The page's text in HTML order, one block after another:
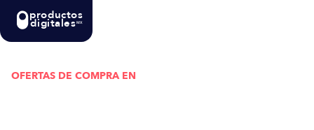
productos
digitalesMX
OFERTAS DE COMPRA EN